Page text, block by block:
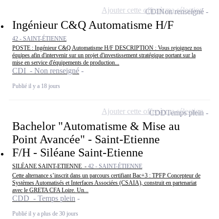
Ingénieur C&Q Automatisme H/F
42 - SAINT-ÉTIENNE
POSTE : Ingénieur C&Q Automatisme H/F DESCRIPTION : Vous rejoignez nos
équipes afin d'intervenir sur un projet d'investissement stratégique portant sur la
mise en service d'équipements de production...
CDI - Non renseigné
Publié il y a 18 jours
CDINon renseigné
Ajouter cette offre à ma sélection
Bachelor "Automatisme & Mise au
Point Avancée" - Saint-Etienne
F/H - Siléane Saint-Etienne
SILÉANE SAINT-ETIENNE - 42 - SAINT-ÉTIENNE
Cette alternance s’inscrit dans un parcours certifiant Bac+3 : TPFP Concepteur de
Systèmes Automatisés et Interfaces Associées (CSAIA), construit en partenariat
avec le GRETA CFA Loire. Un...
CDD - Temps plein
Publié il y a plus de 30 jours
CDDTemps plein
Ajouter cette offre à ma sélection